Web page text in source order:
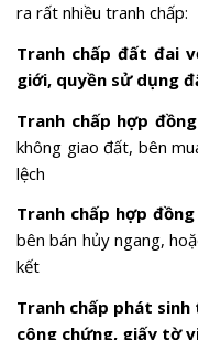
ra rất nhiều tranh chấp:
Tranh chấp đất đai
giới, quyền sử dụng
Tranh chấp hợp
không giao đất, bên
lệch
Tranh chấp hợp
bên bán hủy ngang,
kết
Tranh chấp phát
công chứng, giấy tờ